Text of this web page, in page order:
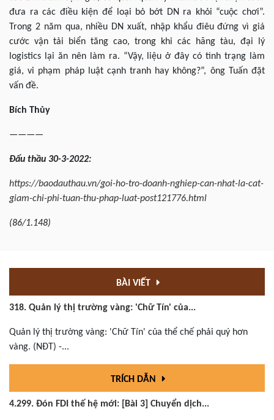
đưa ra các điều kiện để loại bỏ bớt DN ra khỏi “cuộc chơi”.
Trong 2 năm qua, nhiều DN xuất, nhập khẩu điêu đứng vì giá
cước vận tải biển tăng cao, trong khi các hãng tàu, đại lý
logistics lại ăn nên làm ra. “Vậy, liệu ở đây có tình trạng làm
giá, vi phạm pháp luật cạnh tranh hay không?”, ông Tuấn đặt
vấn đề.
Bích Thủy
————
Đấu thầu 30-3-2022:
https://baodauthau.vn/goi-ho-tro-doanh-nghiep-can-nhat-la-cat-
giam-chi-phi-tuan-thu-phap-luat-post121776.html
(86/1.148)
BÀI VIẾT
318. Quản lý thị trường vàng: 'Chữ Tín' của...
Quản lý thị trường vàng: 'Chữ Tín' của thể chế phải quý hơn
vàng. (NĐT) -...
TRÍCH DẪN
4.299. Đón FDI thế hệ mới: [Bài 3] Chuyển dịch...